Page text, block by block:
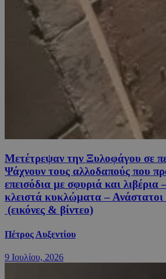
Μετέτρεψαν την Ξυλοφάγου σε
Ψάχνουν τους αλλοδαπούς που
επεισόδια με σφυριά και λιβέρια
κλειστά κυκλώματα – Ανάστατοι
(εικόνες & βίντεο)
Πέτρος Αυξεντίου
9 Ιουλίου, 2026